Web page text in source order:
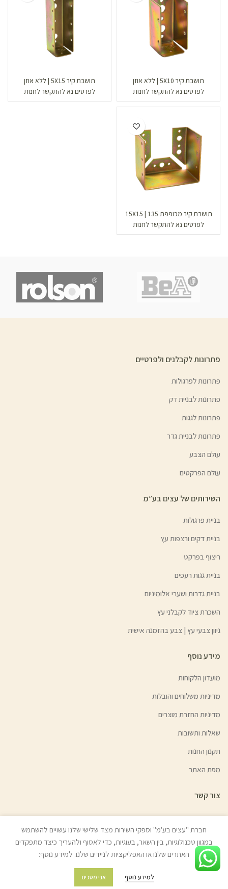
תושבת קיר 5X10 | ללא אוזן
לפרטים נא להתקשר לחנות
תושבת קיר 5X15 | ללא אוזן
לפרטים נא להתקשר לחנות
תושבת קיר מכופפת 135 | 15X15
לפרטים נא להתקשר לחנות
פתרונות לקבלנים ולפרטיים
פתרונות לפרגולות
פתרונות לבניית דק
פתרונות לגגות
פתרונות לבניית גדר
עולם הצבע
עולם הפרקטים
השירותים של עצים בע”מ
בניית פרגולות
בניית דקים ורצפות עץ
ריצוף בפרקט
בניית גגות רעפים
בניית גדרות ושערי אלומיניום
השכרת ציוד לקבלני עץ
גיוון צבעי עץ | צבע בהזמנה אישית
מידע נוסף
מועדון הלקוחות
מדיניות משלוחים והובלות
מדיניות החזרת מוצרים
שאלות ותשובות
תקנון החנות
מפת האתר
צור קשר
© כל הזכויות שמורות לעצים בע"מ (איתן טל) 2022 | האתר נבנה ע״י
בניית אתרים
חברת "עצים בע'מ" וספקי השירות מצד שלישי שלנו עשויים להשתמש
במגוון טכנולוגיות, בין השאר, בעוגיות, כדי לאסוף ולהעריך כיצד מתפקדים
האתרים שלנו או האפליקציות לניידים שלנו. למידע נוסף:
למידע נוסף אני מסכים